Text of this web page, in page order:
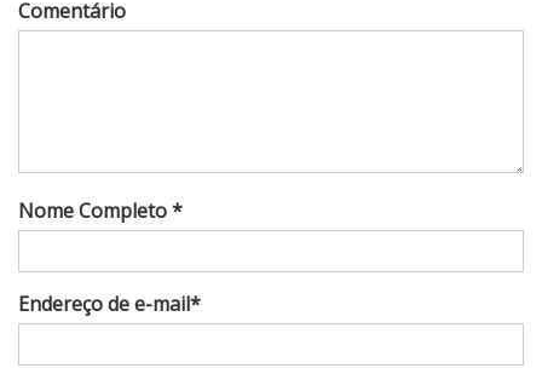
Comentário
Nome Completo *
Endereço de e-mail*